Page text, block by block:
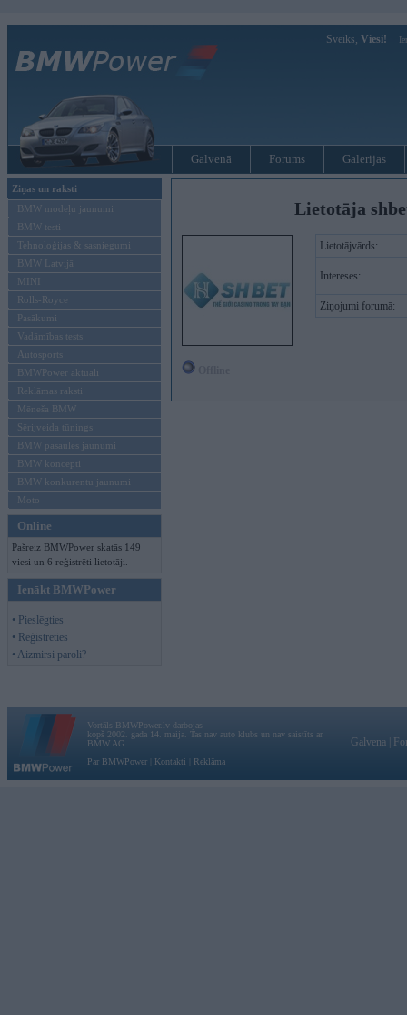
Sveiks, Viesi!
Galvenā Forums Galerijas
Ziņas un raksti
BMW modeļu jaunumi
BMW testi
Tehnoloģijas & sasniegumi
BMW Latvijā
MINI
Rolls-Royce
Pasākumi
Vadāmības tests
Autosports
BMWPower aktuāli
Reklāmas raksti
Mēneša BMW
Sērijveida tūnings
BMW pasaules jaunumi
BMW koncepti
BMW konkurentu jaunumi
Moto
Online
Pašreiz BMWPower skatās 149
viesi un 6 reģistrēti lietotāji.
Ienākt BMWPower
• Pieslēgties
• Reģistrēties
• Aizmirsi paroli?
Lietotāja
Lietotājvārds:
Intereses:
Ziņojumi forumā:
Vortāls BMWPower.lv darbojas
kopš 2002. gada 14. maija. Tas nav auto klubs un nav saistīts ar
BMW AG.
Par BMWPower
Kontakti Reklāma
Galvena